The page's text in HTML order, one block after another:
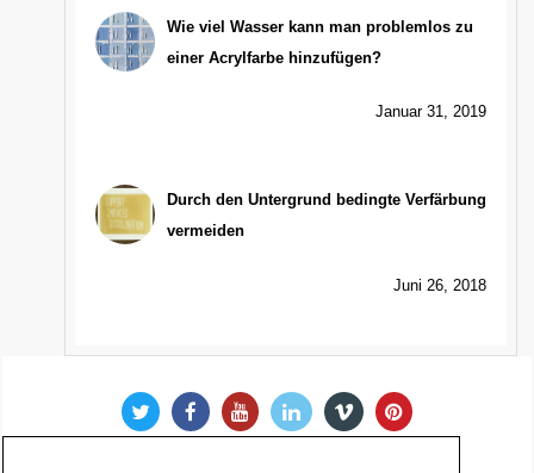
Wie viel Wasser kann man problemlos zu
einer Acrylfarbe hinzufügen?
Januar 31, 2019
Durch den Untergrund bedingte Verfärbung
vermeiden
Juni 26, 2018